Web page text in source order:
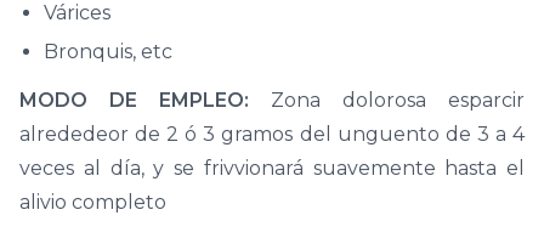
Várices
Bronquis, etc
MODO DE EMPLEO: Zona dolorosa esparcir
alrededeor de 2 ó 3 gramos del unguento de 3 a 4
veces al día, y se frivvionará suavemente hasta el
alivio completo